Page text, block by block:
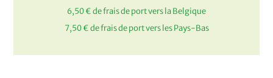
6,50 € de frais de port vers la Belgique
7,50 € de frais de port vers les Pays-Bas